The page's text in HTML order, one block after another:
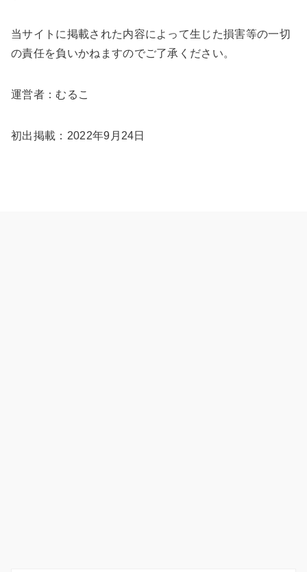
当サイトに掲載された内容によって生じた損害等の一切
の責任を負いかねますのでご了承ください。
運営者：むるこ
初出掲載：2022年9月24日